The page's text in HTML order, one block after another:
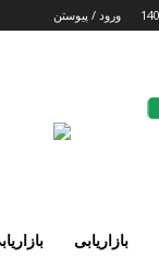
ورود / پیوستن
بازاریابی